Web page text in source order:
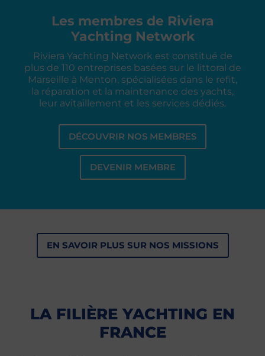
Les membres de Riviera
Yachting Network
Riviera Yachting Network est constitué de
plus de 110 entreprises basées sur le littoral de
Marseille à Menton, spécialisées dans le refit,
la réparation et la maintenance des yachts,
leur avitaillement et les services dédiés.
DÉCOUVRIR NOS MEMBRES
DEVENIR MEMBRE
EN SAVOIR PLUS SUR NOS MISSIONS
LA FILIÈRE YACHTING EN
FRANCE